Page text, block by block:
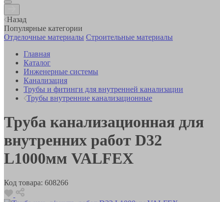
Назад
Популярные категории
Отделочные материалы Строительные материалы
Главная
Каталог
Инженерные системы
Канализация
Трубы и фитинги для внутренней канализации
Трубы внутренние канализационные
Труба канализационная для
внутренних работ D32
L1000мм VALFEX
Код товара: 608266